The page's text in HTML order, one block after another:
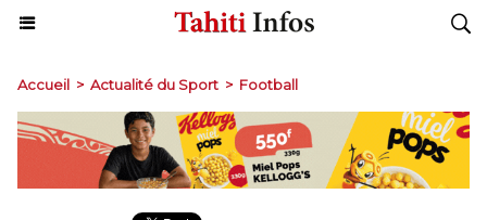
Accueil > Actualité du Sport > Football